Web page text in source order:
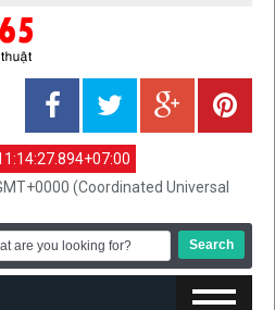
(Coordinated Universal